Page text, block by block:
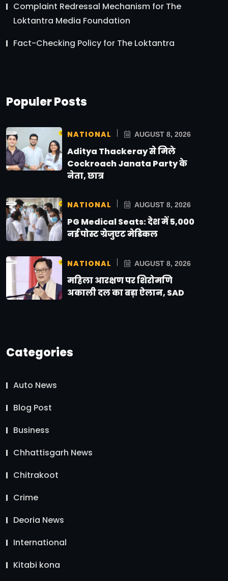
Complaint Redressal Mechanism for The
Loktantra Media Foundation
Fact-Checking Policy for The Loktantra
Populer Posts
NATIONAL AUGUST 8, 2026
Aditya Thackeray से मिले
Cockroach Janata Party के
नेता, छात्र
NATIONAL AUGUST 8, 2026
PG Medical Seats: देश में 5,000
नई पोस्ट ग्रेजुएट मेडिकल
NATIONAL AUGUST 8, 2026
महिला आरक्षण पर शिरोमणि
अकाली दल का बड़ा ऐलान, SAD
Categories
Auto News
Blog Post
Business
Chhattisgarh News
Chitrakoot
Crime
Deoria News
International
Kitabi kona